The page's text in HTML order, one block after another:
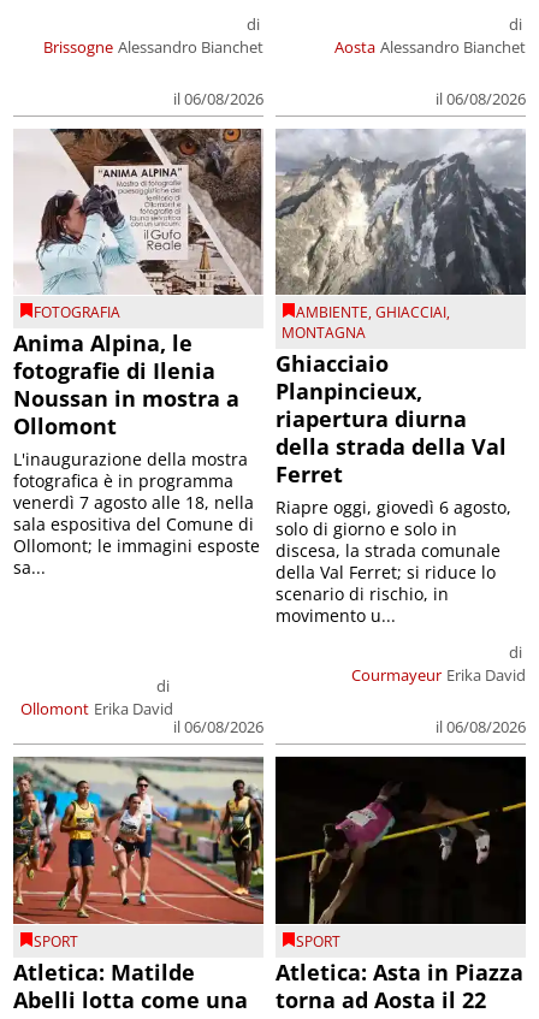
Brissogne
di
Alessandro Bianchet
il 06/08/2026
Aosta
di
Alessandro Bianchet
il 06/08/2026
FOTOGRAFIA
Anima Alpina, le
fotografie di Ilenia
Noussan in mostra a
Ollomont
Ollomont
di
Erika David
il 06/08/2026
L'inaugurazione della mostra
fotografica è in programma
venerdì 7 agosto alle 18, nella
sala espositiva del Comune di
Ollomont; le immagini esposte
sa...
AMBIENTE,GHIACCIAI,
MONTAGNA
Ghiacciaio
Planpincieux,
riapertura diurna
della strada della Val
Ferret
Courmayeur
di
Erika David
il 06/08/2026
Riapre oggi, giovedì 6 agosto,
solo di giorno e solo in
discesa, la strada comunale
della Val Ferret; si riduce lo
scenario di rischio, in
movimento u...
SPORT
Atletica: Matilde
Abelli lotta come una
SPORT
Atletica: Asta in Piazza
torna ad Aosta il 22